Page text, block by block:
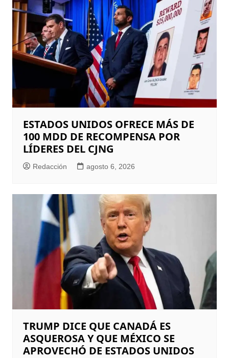
ESTADOS UNIDOS OFRECE MÁS DE
100 MDD DE RECOMPENSA POR
LÍDERES DEL CJNG
Redacción agosto 6, 2026
TRUMP DICE QUE CANADÁ ES
ASQUEROSA Y QUE MÉXICO SE
APROVECHÓ DE ESTADOS UNIDOS